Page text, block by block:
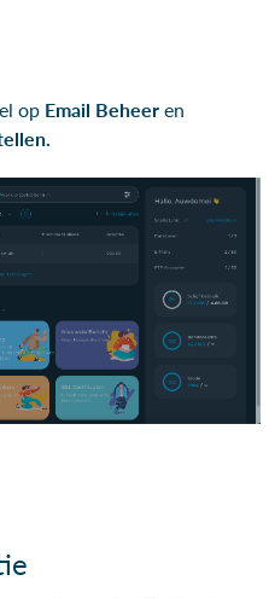
op Email Beheer en